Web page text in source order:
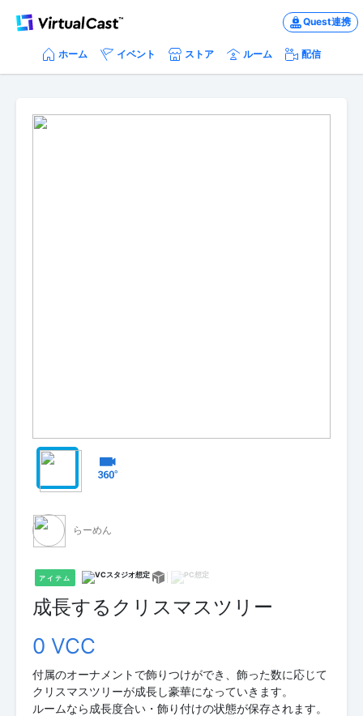
Quest連携
ホーム イベント ストア ルーム 配信
らーめん
アイテム
成長するクリスマスツリー
0 VCC
付属のオーナメントで飾りつけができ、飾った数に応じて
クリスマスツリーが成長し豪華になっていきます。
ルームなら成長度合い・飾り付けの状態が保存されます。